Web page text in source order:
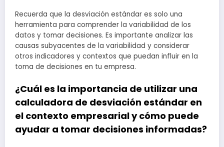
Recuerda que la desviación estándar es solo una
herramienta para comprender la variabilidad de los
datos y tomar decisiones. Es importante analizar las
causas subyacentes de la variabilidad y considerar
otros indicadores y contextos que puedan influir en la
toma de decisiones en tu empresa.
¿Cuál es la importancia de utilizar una
calculadora de desviación estándar en
el contexto empresarial y cómo puede
ayudar a tomar decisiones informadas?